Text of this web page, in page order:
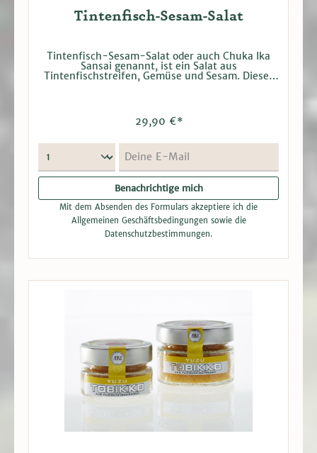
Tintenfisch-Sesam-Salat
Tintenfisch-Sesam-Salat oder auch Chuka Ika
Sansai genannt, ist ein Salat aus
Tintenfischstreifen, Gemüse und Sesam. Dieser
aromatisch, würzige Salat mit einer leichten
ein "Hingucker". Bei Versand tiefgefroren.
29,90 €*
Benachrichtige mich
Mit dem Absenden des Formulars akzeptiere ich die
Allgemeinen Geschäftsbedingungen sowie die
Datenschutzbestimmungen.